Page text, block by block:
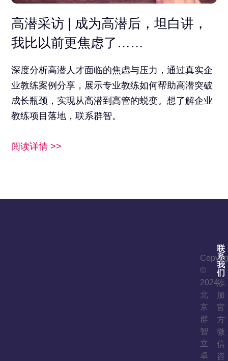
高潜采访 | 成为高潜后，坦白讲，
我比以前更焦虑了……
深度分析高潜人才面临的焦虑与压力，通过真实企
业教练案例分享，展示专业教练如何帮助高潜突破
成长瓶颈，实现从高潜到高管的蜕变。想了解企业
教练项目落地，联系群智。
阅读详情 >>
联
系
我
们
添
加
官
方
微
信
咨
©
2024
北
京
群
智
立
卓